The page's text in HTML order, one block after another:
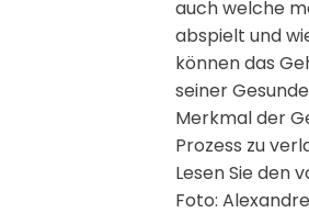
auch welche
abspielt und
können das
seiner
Merkmal der
Prozess zu
Lesen Sie den
Foto: